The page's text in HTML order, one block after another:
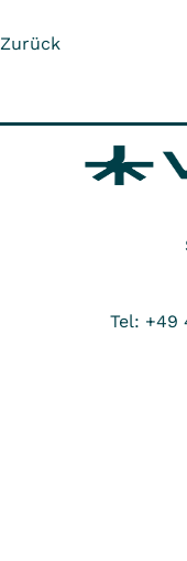
Zurück
Tel: +49